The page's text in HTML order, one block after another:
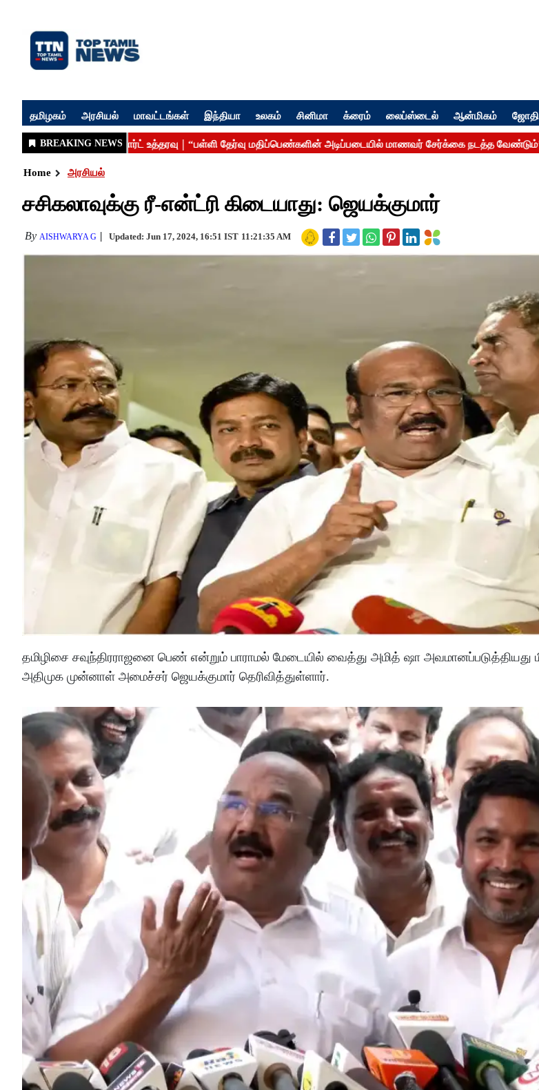
தமிழகம் அரசியல் மாவட்டங்கள் இந்தியா உலகம் சினிமா க்ரைம் லைப்ஸ்டைல் ஆன்மிகம்
Home அரசியல்
சசிகலாவுக்கு ரீ-என்ட்ரி கிடையாது: ஜெயக்குமார்
By AISHWARYA G Updated: Jun 17, 2024, 16:51 IST 11:21:35 AM
தமிழிசை சவுந்திரராஜனை பெண் என்றும் பாராமல் மேடையில் வைத்து அமித் ஷா அவமானப்படுத்தியது
அதிமுக முன்னாள் அமைச்சர் ஜெயக்குமார் தெரிவித்துள்ளார்.